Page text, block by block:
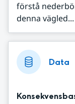
förstå
denna vägled...
Data